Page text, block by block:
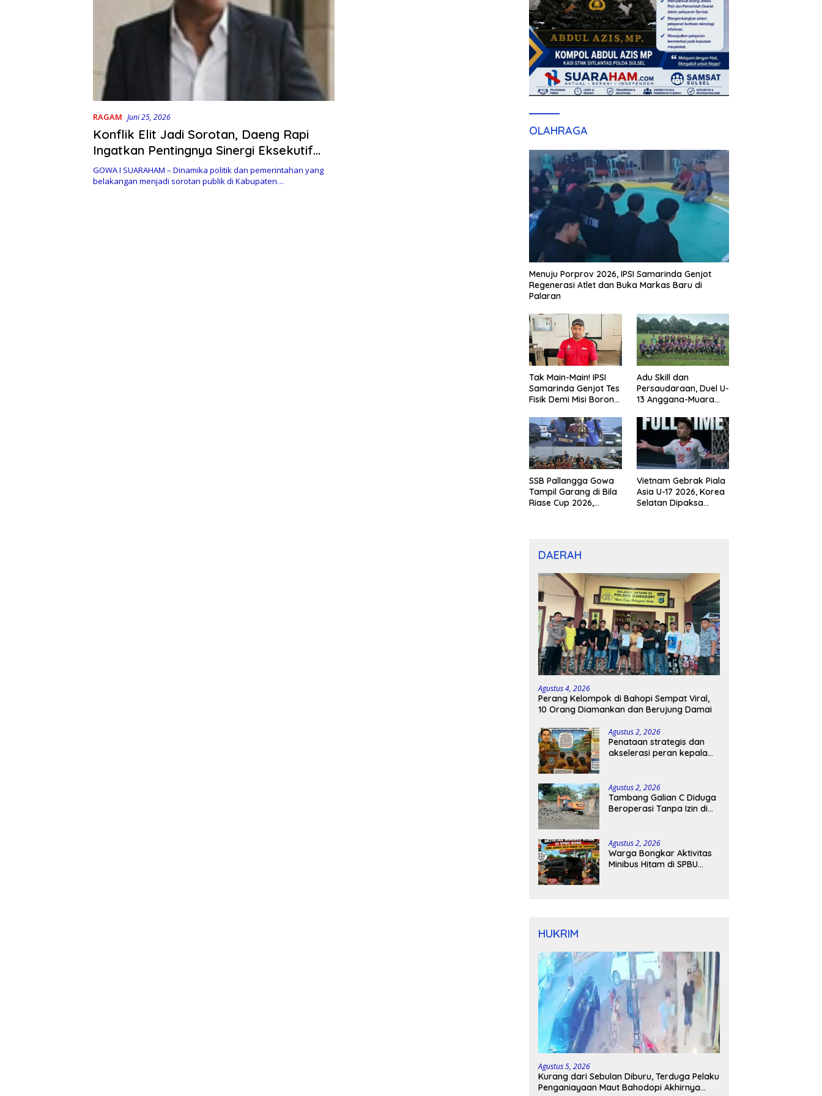
RAGAM Juni 25, 2026
Konflik Elit Jadi Sorotan, Daeng Rapi
Ingatkan Pentingnya Sinergi Eksekutif
dan Yudikatif Demi Kepentingan Rakyat
Gowa
GOWA I SUARAHAM – Dinamika politik dan pemerintahan yang
belakangan menjadi sorotan publik di Kabupaten…
OLAHRAGA
Menuju Porprov 2026, IPSI Samarinda Genjot
Regenerasi Atlet dan Buka Markas Baru di
Palaran
Tak Main-Main! IPSI
Samarinda Genjot Tes
Fisik Demi Misi Borong
Kaltim 2026
Adu Skill dan
Persaudaraan, Duel U-
13 Anggana-Muara
Meriah
SSB Pallangga Gowa
Tampil Garang di Bila
Riase Cup 2026,
Vietnam Gebrak Piala
Asia U-17 2026, Korea
Selatan Dipaksa
DAERAH
Agustus 4, 2026
Perang Kelompok di Bahopi Sempat Viral,
10 Orang Diamankan dan Berujung Damai
Agustus 2, 2026
Penataan strategis dan
akselerasi peran kepala
Agustus 2, 2026
Tambang Galian C Diduga
Beroperasi Tanpa Izin di
Tangan
Agustus 2, 2026
Warga Bongkar Aktivitas
Minibus Hitam di SPBU
HUKRIM
Agustus 5, 2026
Kurang dari Sebulan Diburu, Terduga Pelaku
Penganiayaan Maut Bahodopi Akhirnya